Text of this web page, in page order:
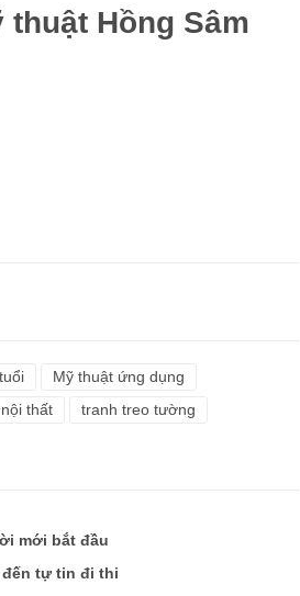
Hồng Sâm
Mỹ thuật ứng dụng
thất
tranh treo tường
mới bắt đầu
tự tin đi thi